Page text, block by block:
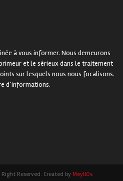
à vous informer. Nous demeurons
et le sérieux dans le traitement
sur lesquels nous nous focalisons.
d’informations.
Reserved. Created by MeyllOs